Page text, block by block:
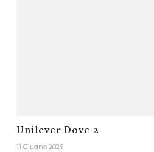
Unilever Dove 2
11 Giugno 2026